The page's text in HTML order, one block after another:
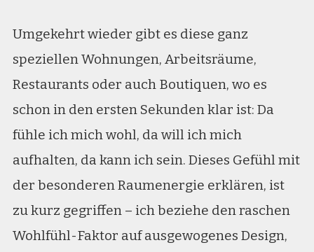
Umgekehrt wieder gibt es diese ganz
speziellen Wohnungen, Arbeitsräume,
Restaurants oder auch Boutiquen, wo es
schon in den ersten Sekunden klar ist: Da
fühle ich mich wohl, da will ich mich
aufhalten, da kann ich sein. Dieses Gefühl mit
der besonderen Raumenergie erklären, ist
zu kurz gegriffen – ich beziehe den raschen
Wohlfühl-Faktor auf ausgewogenes Design,